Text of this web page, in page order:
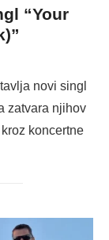
“Your
novi singl
zatvara njihov
koncertne